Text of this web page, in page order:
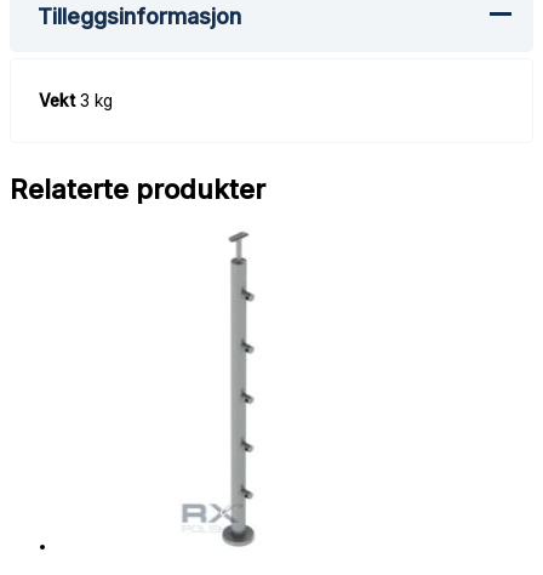
Tilleggsinformasjon
Vekt 3 kg
Relaterte produkter